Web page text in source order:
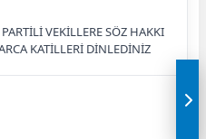
VEKİLLERE SÖZ HAKKI
KATİLLERİ DİNLEDİNİZ